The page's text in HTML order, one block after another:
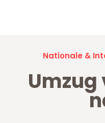
Nationale &
Umzug